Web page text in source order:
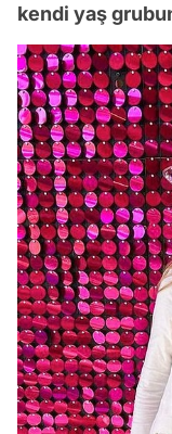
kendi yaş